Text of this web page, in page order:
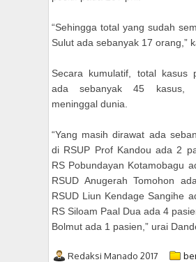
“Sehingga total yang sudah
Sulut ada sebanyak 17 orang,”
Secara kumulatif, total kasus
ada sebanyak 45 kasus,
meninggal dunia.
“Yang masih dirawat ada
di RSUP Prof Kandou ada 2
RS Pobundayan Kotamobagu
RSUD Anugerah Tomohon
RSUD Liun Kendage Sangihe
RS Siloam Paal Dua ada 4
Bolmut ada 1 pasien,” urai
Redaksi Manado 2017